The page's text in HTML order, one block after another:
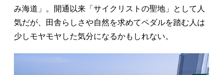
み海道」。開通以来「サイクリストの聖地」として人
気だが、田舎らしさや自然を求めてペダルを踏む人は
少しモヤモヤした気分になるかもしれない。